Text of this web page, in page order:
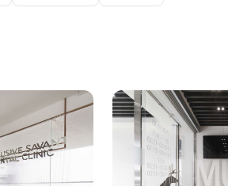
式的動線設計，加寬的走道空間，帶